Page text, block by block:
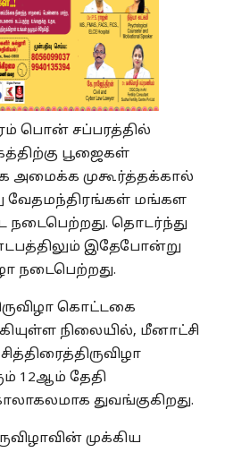
பொன் சப்பரத்தில்
பூஜைகள்
அமைக்க முகூர்த்தக்கால்
வேதமந்திரங்கள் மங்கள
நடைபெற்றது. தொடர்ந்து
இதேபோன்று
நடைபெற்றது.
கொட்டகை
நிலையில், மீனாட்சி
12ஆம் தேதி
துவங்குகிறது.
முக்கிய